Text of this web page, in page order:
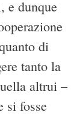
e dunque
di
tanto la
altrui –
si fosse